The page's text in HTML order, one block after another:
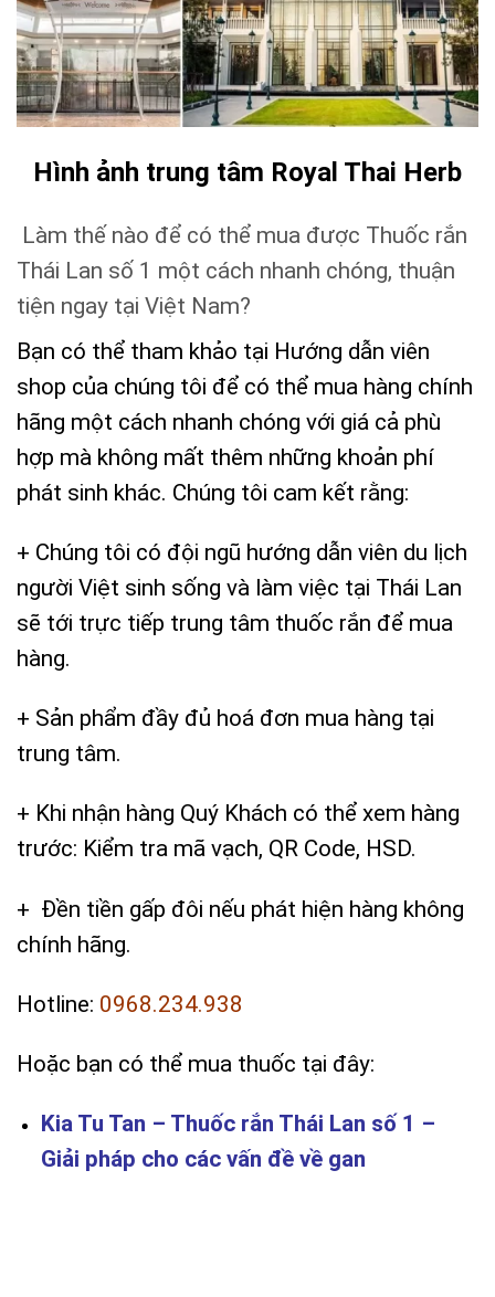
Hình ảnh trung tâm Royal Thai Herb
Làm thế nào để có thể mua được Thuốc rắn
Thái Lan số 1 một cách nhanh chóng, thuận
tiện ngay tại Việt Nam?
Bạn có thể tham khảo tại Hướng dẫn viên
shop của chúng tôi để có thể mua hàng chính
hãng một cách nhanh chóng với giá cả phù
hợp mà không mất thêm những khoản phí
phát sinh khác. Chúng tôi cam kết rằng:
+ Chúng tôi có đội ngũ hướng dẫn viên du lịch
người Việt sinh sống và làm việc tại Thái Lan
sẽ tới trực tiếp trung tâm thuốc rắn để mua
hàng.
+ Sản phẩm đầy đủ hoá đơn mua hàng tại
trung tâm.
+ Khi nhận hàng Quý Khách có thể xem hàng
trước: Kiểm tra mã vạch, QR Code, HSD.
+ Đền tiền gấp đôi nếu phát hiện hàng không
chính hãng.
Hotline: 0968.234.938
Hoặc bạn có thể mua thuốc tại đây:
Kia Tu Tan – Thuốc rắn Thái Lan số 1 –
Giải pháp cho các vấn đề về gan